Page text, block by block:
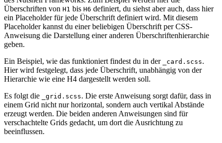
Überschriften von H1 bis H6 definiert, du siehst aber auch, dass hier
ein Placeholder für jede Überschrift definiert wird. Mit diesem
Placeholder kannst du einer beliebigen Überschrift per CSS-
Anweisung die Darstellung einer anderen Überschriftenhierarchie
geben.
Ein Beispiel, wie das funktioniert findest du in der
_card.scss.
Hier wird festgelegt, dass jede Überschrift, unabhängig von der
Hierarchie wie eine H4 dargestellt werden soll.
Es folgt die
_grid.scss. Die erste Anweisung sorgt dafür, dass in
einem Grid nicht nur horizontal, sondern auch vertikal Abstände
erzeugt werden. Die beiden anderen Anweisungen sind für
verschachtelte Grids gedacht, um dort die Ausrichtung zu
beeinflussen.